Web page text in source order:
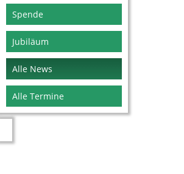
Spende
Jubiläum
Alle News
Alle Termine